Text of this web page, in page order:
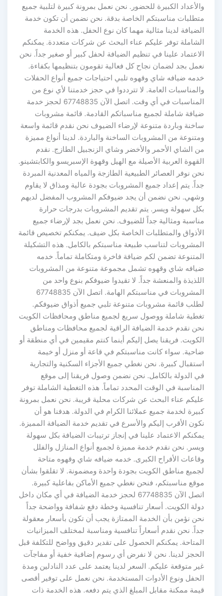
والأعداد الكبيرة للحضور. نحن نعمل بمرونة كبيرة لتلبية جميع
متطلبات مناسبتكم الخاصة بدقة. نحن نضمن أن تكون خدمة
الضيافة لدينا مثالية مهما كان نوع الحفل. هذه الخدمة
الشاملة توفر عليكم عناء البحث عن شركات متعددة. يمكنكم
الاعتماد علينا في تنظيم الضيافة لحفل كبير أو صغير جداً. نحن
نعمل بجد لضمان نجاح كل فعالية تقومون بتنظيمها بكفاءة.
خدمه ضيافه شاي وقهوه تلبي احتياجات جميع أنواع الحفلات
والمناسبات العامة. لا تترددوا في حجز خدمتنا لأي نوع من
المناسبات في أي وقت. اتصل الآن 67748835 لحجز خدمة
ضيافة شاملة لجميع مناسباتكم القادمة. قائمة مشروبات
ساخنة وباردة متنوعة لإرضاء الضيوف نحن نقدم قائمة واسعة
ومتنوعة من المشروبات الساخنة والباردة. لدينا أنواع مميزة
من الشاي الأحمر والأخضر وشاي الزنجبيل الطازج. نقدم
القهوة العربية الأصيلة مع الهيل وقهوة الإسبريسو والكابتشينو.
نحن نوفر العصائر الطبيعية الطازجة والمياه المعدنية المبردة
جداً. يتم إعداد جميع المشروبات بجودة عالية ومذاق لا يقاوم
وشهي. نحن نضمن أن يجد ضيوفكم المشروب المفضل لديهم
بكل سهولة ويسر. يتم تقديم المشروبات بدرجات حرارة
مناسبة ومثالية جداً للضيوف. نحن نعمل بجد لإرضاء جميع
الأذواق والمتطلبات الخاصة بكل ضيف. يمكنكم تخصيص قائمة
المشروبات لتناسب طبيعة مناسبتكم بالكامل. هذه التشكيلة
المتنوعة تضمن لكم ضيافة فاخرة ومتكاملة تماماً. خدمه
ضيافه شاي وقهوه تشمل مجموعة متنوعة من المشروبات
اللذيذة والمنعشة جداً. لا تقيدوا ضيوفكم بنوع واحد من
المشروبات في مناسبتكم الهامة. اتصل الآن 67748835
لطلب قائمة مشروبات متنوعة تلبي جميع أذواق ضيوفكم.
تغطية شاملة ووصول سريع لجميع مناطق ومحافظات الكويت
نحن نقدم خدمة الضيافة الراقية لجميع محافظات ومناطق
الكويت. فريقنا يصل إليكم أينما كنتم مقيمين في أي منطقة أو
ضاحية. سواء كانت مناسبتكم في قاعة أو منزل أو خيمة
استقبال كبيرة. نحن نغطي جميع الأجزاء السكنية والتجارية
في الدولة بالكامل. نحن نضمن وصول فريقنا إلى موقع
المناسبة في الوقت المحدد تماماً. هذه التغطية الشاملة توفر
عليكم عناء البحث عن شركات محلية قريبة. نحن نعمل بمرونة
كبيرة لخدمة جميع عملائنا الكرام في الدولة. هدفنا هو أن
نكون الأقرب إليكم والأسرع في تقديم خدمة الضيافة المميزة.
يمكنكم الاعتماد علينا في إنجاز ترتيبات الضيافة بكل سهولة
ويسر. نحن نقدم خدمة مميزة لجميع أنواع المنازل والفلل
وقاعات الأفراح الكبرى. خدمه ضيافه شاي وقهوه متاحة
لجميع مناطق الكويت بجودة واحدة ومضمونة. لا تقلقوا بشأن
موقع مناسبتكم، فنحن نغطي جميع الأماكن بفاعلية كبيرة.
اتصل الآن 67748835 لحجز خدمة الضيافة في أي مكان داخل
دولة الكويت. أسعار تنافسية وخطة دفع شفافة وواضحة جداً
نحن نؤمن بأن الخدمة الممتازة يجب أن تكون بأسعار معقولة
جداً. نحن نقدم أسعاراً تنافسية ومناسبة لمختلف الميزانيات
المتاحة. يمكنكم الحصول على تقدير دقيق وواضح للتكلفة قبل
الحجز لدينا. نحن لا نفرض أي رسوم إضافية خفية أو مفاجآت
غير متوقعة عليكم. السعر لدينا يعتمد على عدد النادلين ومدة
الحفل ونوع الأدوات المستخدمة. نحن نعمل على توفير أقصى
قيمة ممكنة مقابل المبلغ الذي يتم دفعه. هذه الخدمة ذات